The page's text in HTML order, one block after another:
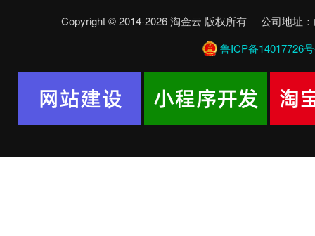
Copyright © 2014-2026 淘金云 版权所有 公司地址
鲁ICP备14017726